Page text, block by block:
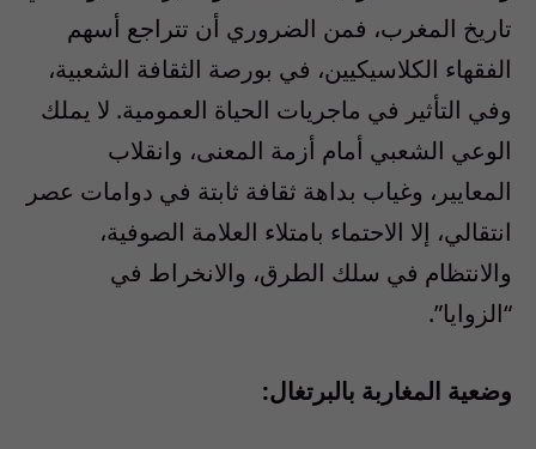
تاريخ المغرب، فمن الضروري أن تتراجع أسهم
الفقهاء الكلاسيكيين، في بورصة الثقافة الشعبية،
وفي التأثير في ماجريات الحياة العمومية. لا يملك
الوعي الشعبي أمام أزمة المعنى، وانقلاب
المعايير، وغياب بداهة ثقافة ثابتة في دوامات عصر
انتقالي، إلا الاحتماء بامتلاء العلامة الصوفية،
والانتظام في سلك الطرق، والانخراط في
“الزوايا”.
وضعية المغاربة بالبرتغال: